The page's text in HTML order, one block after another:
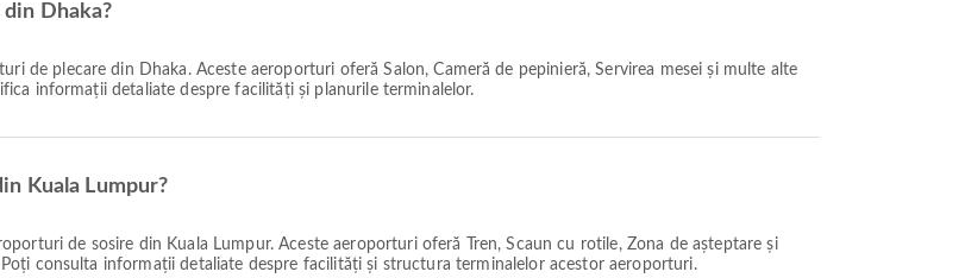
Dhaka?
de plecare din Dhaka. Aceste aeroporturi oferă Salon, Cameră de pepinieră, Servirea mesei și multe alte
informații detaliate despre facilități și planurile terminalelor.
Kuala Lumpur?
de sosire din Kuala Lumpur. Aceste aeroporturi oferă Tren, Scaun cu rotile, Zona de așteptare și
consulta informații detaliate despre facilități și structura terminalelor acestor aeroporturi.